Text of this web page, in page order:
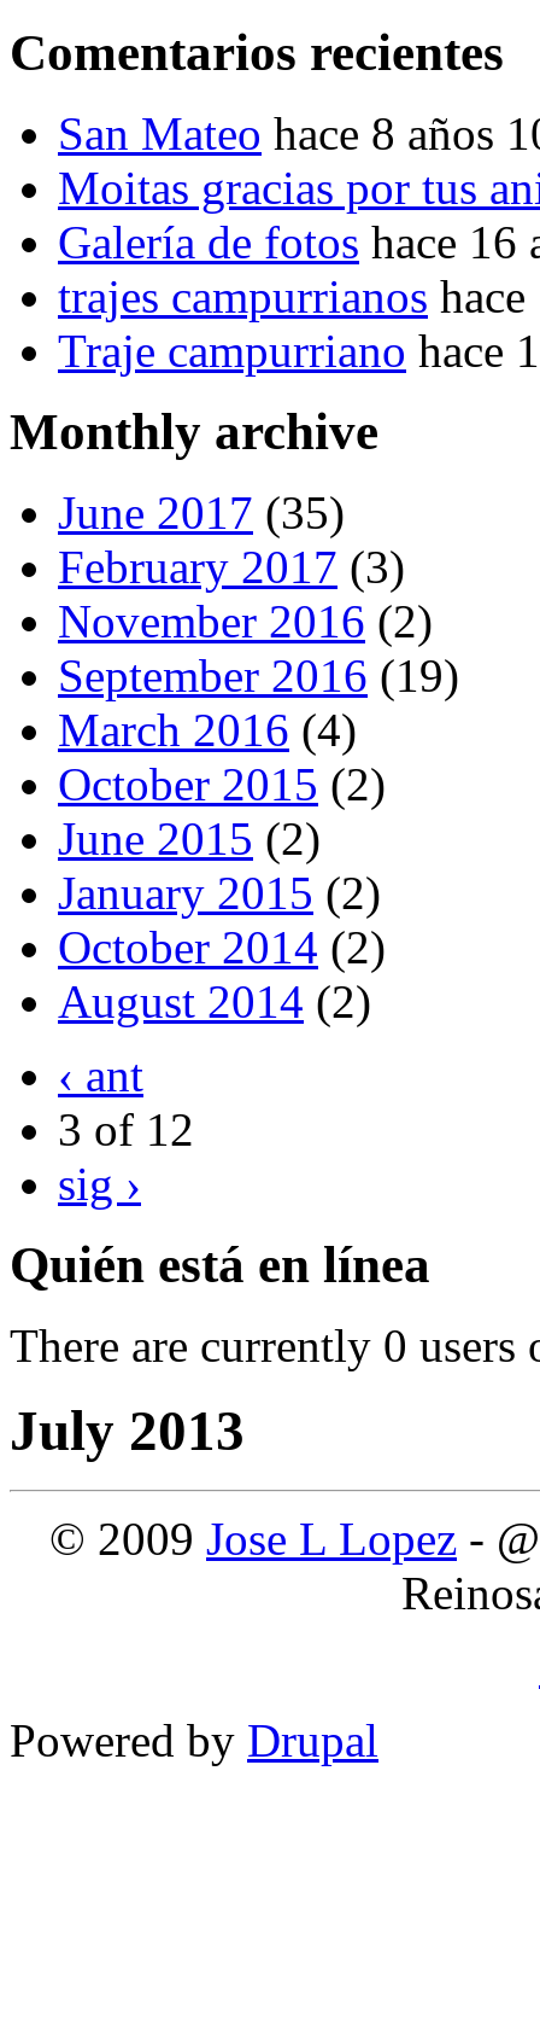
Comentarios recientes
San Mateo hace 8 años
Moitas gracias por tus
Galería de fotos hace 16
trajes campurrianos
Traje campurriano hace
Monthly archive
June 2017 (35)
February 2017 (3)
November 2016 (2)
September 2016 (19)
March 2016 (4)
October 2015 (2)
June 2015 (2)
January 2015 (2)
October 2014 (2)
August 2014 (2)
‹ ant
3 of 12
sig ›
Quién está en línea
There are currently 0 users
July 2013
© 2009 Jose L Lopez -
Powered by Drupal